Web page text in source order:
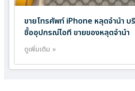
ขายโทรศัพท์ iPhone หลุดจำนำ บ
ซื้ออุปกรณ์ไอที ขายของหลุดจำนำ
ดูเพิ่มเติม »